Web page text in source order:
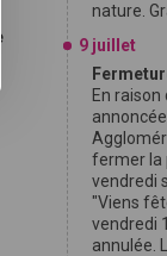
nature.
9 juillet
En
fermer la
vendredi
"Viens
vendredi
annulée.